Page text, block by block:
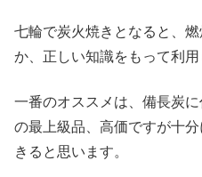
七輪で炭火焼きとなると、
か、正しい知識をもって利用
一番のオススメは、備長炭
の最上級品、高価ですが十
きると思います。